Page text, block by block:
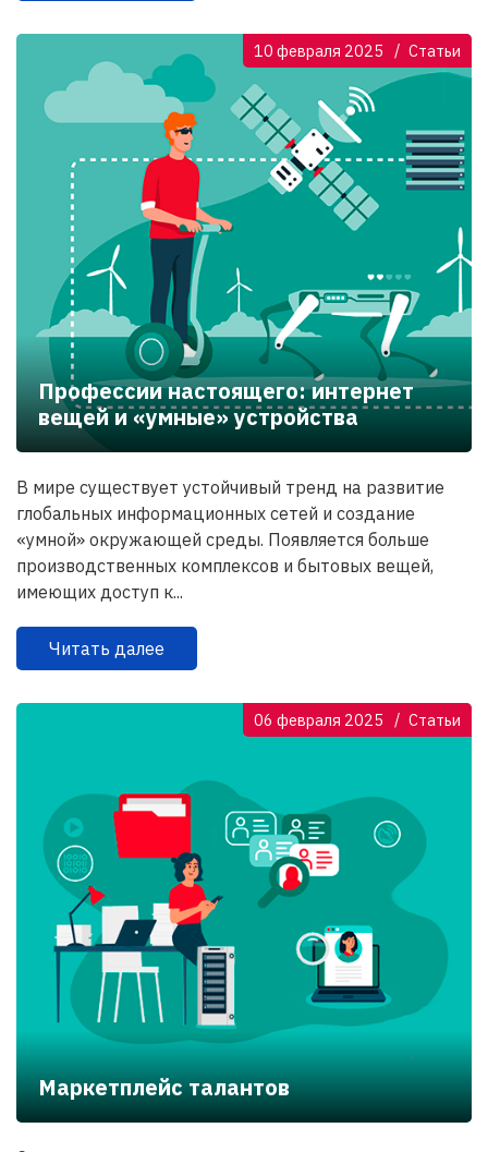
10 февраля 2025 Статьи
Профессии настоящего: интернет
вещей и «умные» устройства
В мире существует устойчивый тренд на развитие
глобальных информационных сетей и создание
«умной» окружающей среды. Появляется больше
производственных комплексов и бытовых вещей,
имеющих доступ к...
Читать далее
06 февраля 2025 Статьи
Маркетплейс талантов